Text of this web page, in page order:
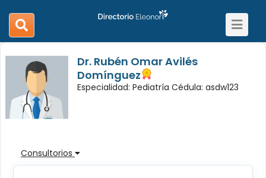
search
navigation
Toggle
Dr. Rubén Omar Avilés
Domínguez
Especialidad: Pediatría Cédula: asdw123
Consultorios